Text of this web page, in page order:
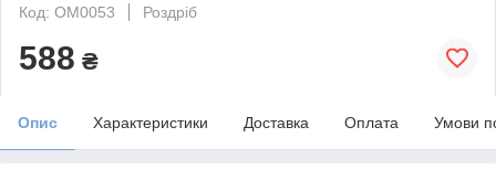
Код: OM0053
Роздріб
588 ₴
Опис Характеристики Доставка Оплата Умови